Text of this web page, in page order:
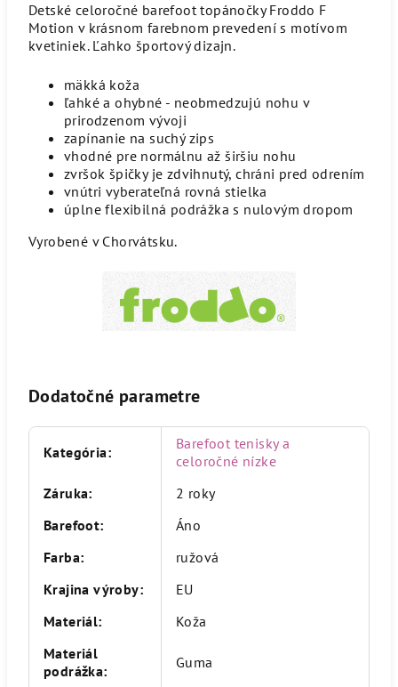
Detské celoročné barefoot topánočky Froddo F
Motion v krásnom farebnom prevedení s motívom
kvetiniek. Ľahko športový dizajn.
mäkká koža
ľahké a ohybné - neobmedzujú nohu v
prirodzenom vývoji
zapínanie na suchý zips
vhodné pre normálnu až širšiu nohu
zvršok špičky je zdvihnutý, chráni pred odrením
vnútri vyberateľná rovná stielka
úplne flexibilná podrážka s nulovým dropom
Vyrobené v Chorvátsku.
Dodatočné parametre
Kategória:
Barefoot tenisky a
celoročné nízke
Záruka:
2 roky
Barefoot:
Áno
Farba:
ružová
Krajina výroby:
EU
Materiál:
Koža
Materiál
podrážka: Guma